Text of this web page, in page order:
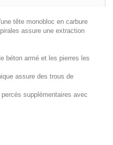
tête monobloc en carbure
assure une extraction
béton armé et les pierres les
assure des trous de
supplémentaires avec